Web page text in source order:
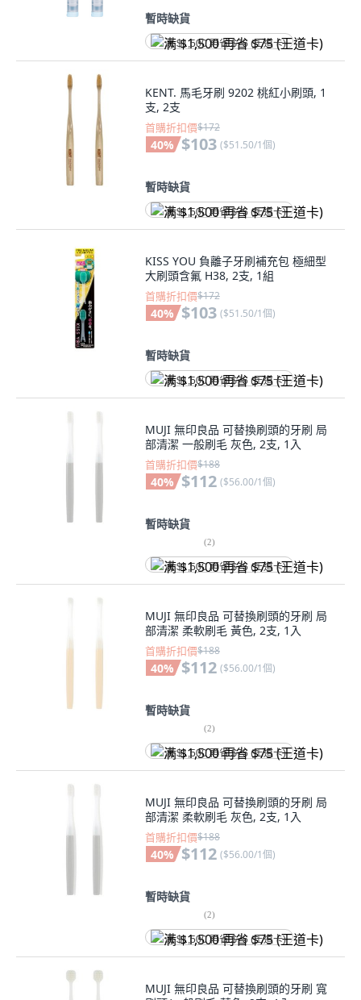
暫時缺貨
满 $1,500 再省 $75 (王道卡)
KENT. 馬毛牙刷 9202 桃紅小刷頭, 1
支, 2支
首購折扣價$172
40% $103 ($51.50/1個)
暫時缺貨
满 $1,500 再省 $75 (王道卡)
KISS YOU 負離子牙刷補充包 極細型
大刷頭含氟 H38, 2支, 1組
首購折扣價$172
40% $103 ($51.50/1個)
暫時缺貨
满 $1,500 再省 $75 (王道卡)
MUJI 無印良品 可替換刷頭的牙刷 局
部清潔 一般刷毛 灰色, 2支, 1入
首購折扣價$188
40% $112 ($56.00/1個)
暫時缺貨
(2)
满 $1,500 再省 $75 (王道卡)
MUJI 無印良品 可替換刷頭的牙刷 局
部清潔 柔軟刷毛 黃色, 2支, 1入
首購折扣價$188
40% $112 ($56.00/1個)
暫時缺貨
(2)
满 $1,500 再省 $75 (王道卡)
MUJI 無印良品 可替換刷頭的牙刷 局
部清潔 柔軟刷毛 灰色, 2支, 1入
首購折扣價$188
40% $112 ($56.00/1個)
暫時缺貨
(2)
满 $1,500 再省 $75 (王道卡)
MUJI 無印良品 可替換刷頭的牙刷 寬